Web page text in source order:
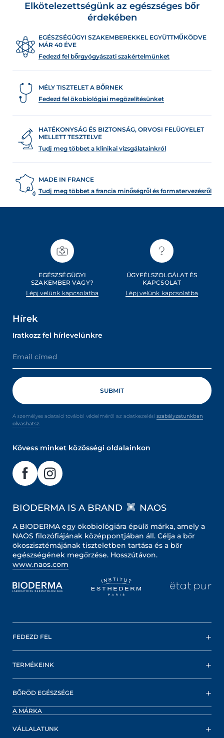
Elkötelezettségünk az egészséges bőr
érdekében
EGÉSZSÉGÜGYI SZAKEMBEREKKEL EGYÜTTMŰKÖDVE
MÁR 40 ÉVE
Fedezd fel bőrgyógyászati szakértelmünket
MÉLY TISZTELET A BŐRNEK
Fedezd fel ökobiológiai megözelítésünket
HATÉKONYSÁG ÉS BIZTONSÁG, ORVOSI FELÜGYELET
MELLETT TESZTELVE
Tudj meg többet a klinikai vizsgálatainkról
MADE IN FRANCE
Tudj meg többet a francia minőségről és formatervezésről
EGÉSZSÉGÜGYI
SZAKEMBER VAGY?
Lépj velünk kapcsolatba
ÜGYFÉLSZOLGÁLAT ÉS
KAPCSOLAT
Lépj velünk kapcsolatba
Hírek
Iratkozz fel hírlevelünkre
A személyes adataid további védelméről az adatkezelési szabályzatunkban
olvashatsz.
Kövess minket közösségi oldalainkon
BIODERMA IS A BRAND NAOS
A BIODERMA egy ökobiológiára épülő márka, amely a
NAOS filozófiájának középpontjában áll. Célja a bőr
ökoszisztémájának tiszteletben tartása és a bőr
egészségének megőrzése. Hosszútávon.
www.naos.com
FEDEZD FEL
TERMÉKEINK
BŐRÖD EGÉSZSÉGE
A MÁRKA
VÁLLALATUNK